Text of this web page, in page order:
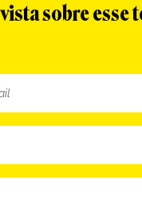
sobre esse